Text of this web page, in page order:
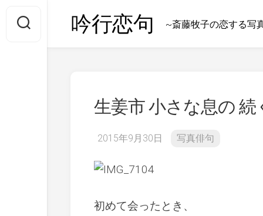
content
吟行恋句 ~斎藤牧子の恋する写
生姜市 小さな息の 続
2015年9月30日 写真俳句
初めて会ったとき、